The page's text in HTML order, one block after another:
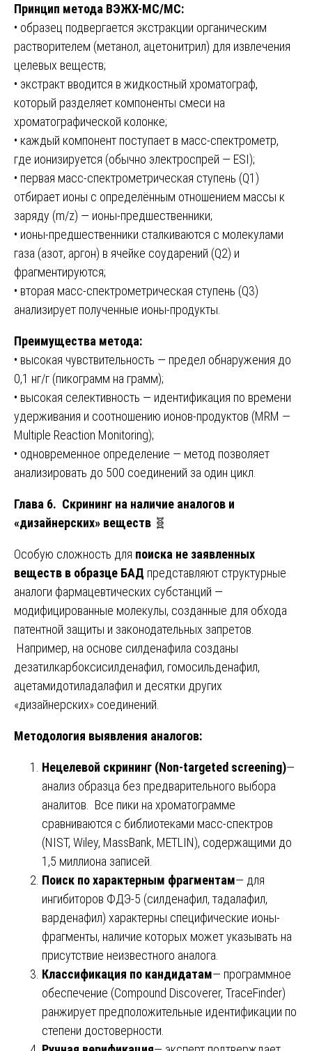
Принцип метода ВЭЖХ-МС/МС:
• образец подвергается экстракции органическим
растворителем (метанол, ацетонитрил) для извлечения
целевых веществ;
• экстракт вводится в жидкостный хроматограф,
который разделяет компоненты смеси на
хроматографической колонке;
• каждый компонент поступает в масс-спектрометр,
где ионизируется (обычно электроспрей — ESI);
• первая масс-спектрометрическая ступень (Q1)
отбирает ионы с определённым отношением массы к
заряду (m/z) — ионы-предшественники;
• ионы-предшественники сталкиваются с молекулами
газа (азот, аргон) в ячейке соударений (Q2) и
фрагментируются;
• вторая масс-спектрометрическая ступень (Q3)
анализирует полученные ионы-продукты.
Преимущества метода:
• высокая чувствительность — предел обнаружения до
0,1 нг/г (пикограмм на грамм);
• высокая селективность — идентификация по времени
удерживания и соотношению ионов-продуктов (MRM —
Multiple Reaction Monitoring);
• одновременное определение — метод позволяет
анализировать до 500 соединений за один цикл.
Глава 6. Скрининг на наличие аналогов и
«дизайнерских» веществ 🧬
Особую сложность для поиска не заявленных
веществ в образце БАД представляют структурные
аналоги фармацевтических субстанций —
модифицированные молекулы, созданные для обхода
патентной защиты и законодательных запретов.
Например, на основе силденафила созданы
дезатилкарбоксисилденафил, гомосильденафил,
ацетамидотиладалафил и десятки других
«дизайнерских» соединений.
Методология выявления аналогов:
Нецелевой скрининг (Non-targeted screening)—
анализ образца без предварительного выбора
аналитов. Все пики на хроматограмме
сравниваются с библиотеками масс-спектров
(NIST, Wiley, MassBank, METLIN), содержащими до
1,5 миллиона записей.
Поиск по характерным фрагментам— для
ингибиторов ФДЭ-5 (силденафил, тадалафил,
варденафил) характерны специфические ионы-
фрагменты, наличие которых может указывать на
присутствие неизвестного аналога.
Классификация по кандидатам— программное
обеспечение (Compound Discoverer, TraceFinder)
ранжирует предположительные идентификации по
степени достоверности.